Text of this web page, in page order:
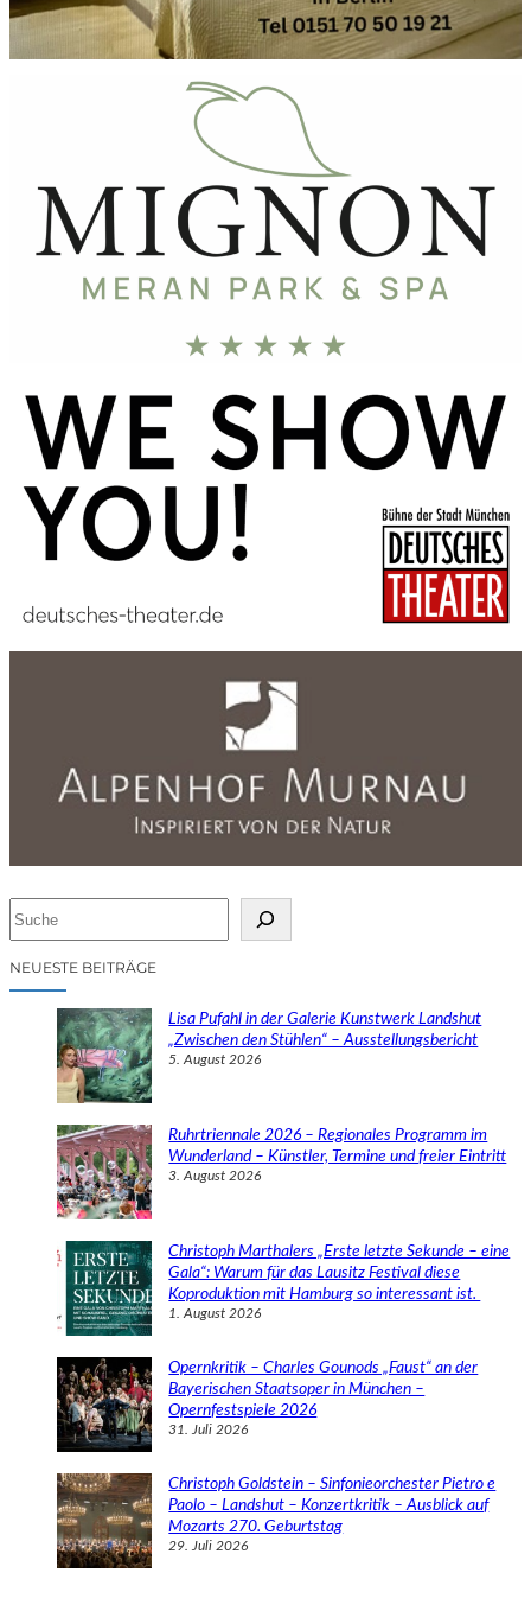
cNEUESTE BEITRÄGE
Lisa Pufahl in der Galerie Kunstwerk Landshut
„Zwischen den Stühlen“ – Ausstellungsbericht
5. August 2026
Ruhrtriennale 2026 – Regionales Programm im
Wunderland – Künstler, Termine und freier Eintritt
3. August 2026
Christoph Marthalers „Erste letzte Sekunde – eine
Gala“: Warum für das Lausitz Festival diese
Koproduktion mit Hamburg so interessant ist.
1. August 2026
Opernkritik – Charles Gounods „Faust“ an der
Bayerischen Staatsoper in München –
Opernfestspiele 2026
31. Juli 2026
Christoph Goldstein – Sinfonieorchester Pietro e
Paolo – Landshut – Konzertkritik – Ausblick auf
Mozarts 270. Geburtstag
29. Juli 2026